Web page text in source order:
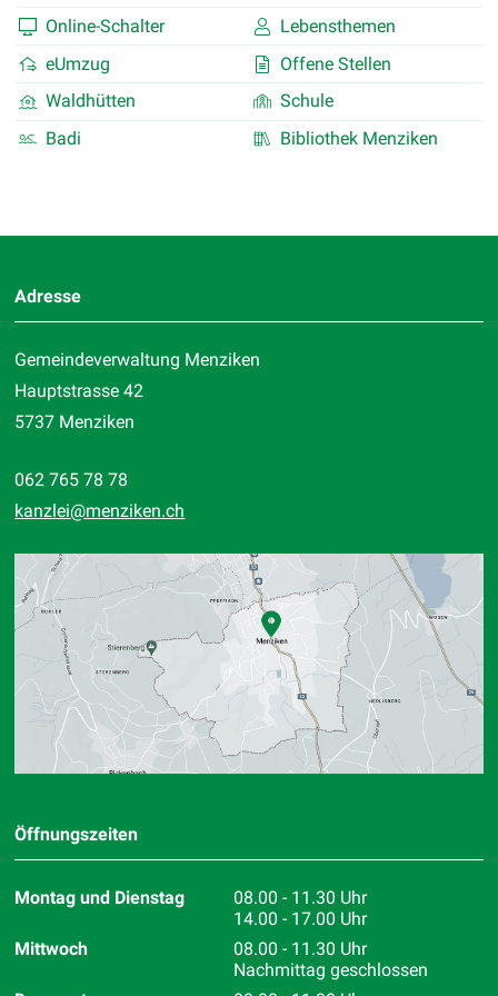
Online-Schalter
Lebensthemen
eUmzug
Offene Stellen
Waldhütten
Schule
Badi
Bibliothek Menziken
Adresse
Gemeindeverwaltung Menziken
Hauptstrasse 42
5737 Menziken
062 765 78 78
kanzlei@menziken.ch
Öffnungszeiten
Montag und Dienstag
08.00 - 11.30 Uhr
14.00 - 17.00 Uhr
Mittwoch
08.00 - 11.30 Uhr
Nachmittag geschlossen
Standort